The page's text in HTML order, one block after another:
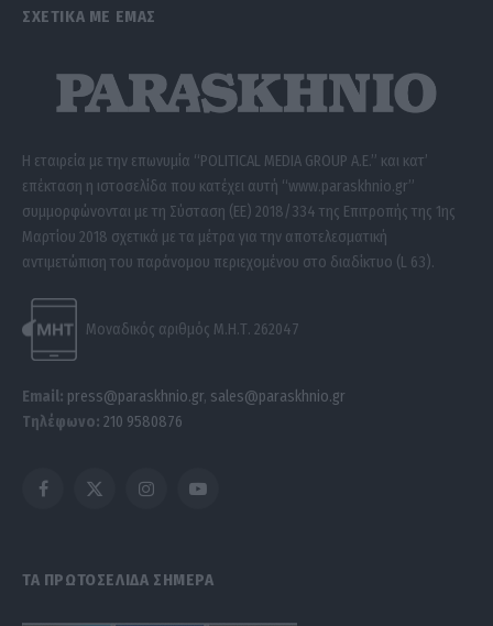
ΣΧΕΤΙΚΑ ΜΕ ΕΜΑΣ
Η εταιρεία με την επωνυμία “POLITICAL MEDIA GROUP A.E.” και κατ’
επέκταση η ιστοσελίδα που κατέχει αυτή “www.paraskhnio.gr”
συμμορφώνονται με τη Σύσταση (ΕΕ) 2018/334 της Επιτροπής της 1ης
Μαρτίου 2018 σχετικά με τα μέτρα για την αποτελεσματική
αντιμετώπιση του παράνομου περιεχομένου στο διαδίκτυο (L 63).
Μοναδικός αριθμός Μ.Η.Τ. 262047
Email: press@paraskhnio.gr, sales@paraskhnio.gr
Τηλέφωνο: 210 9580876
Facebook
X
InstagramYouTube
ΤΑ ΠΡΩΤΟΣΕΛΙΔΑ ΣΗΜΕΡΑ